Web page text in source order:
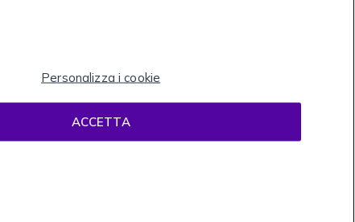
Personalizza i cookie
ACCETTA